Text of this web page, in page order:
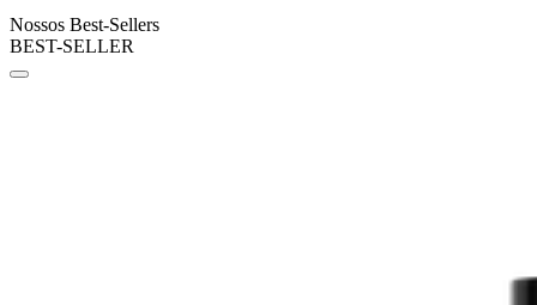
Nossos Best-Sellers
BEST-SELLER